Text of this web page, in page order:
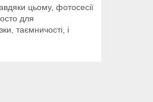
цьому, фотосесії
для
таємничості, і